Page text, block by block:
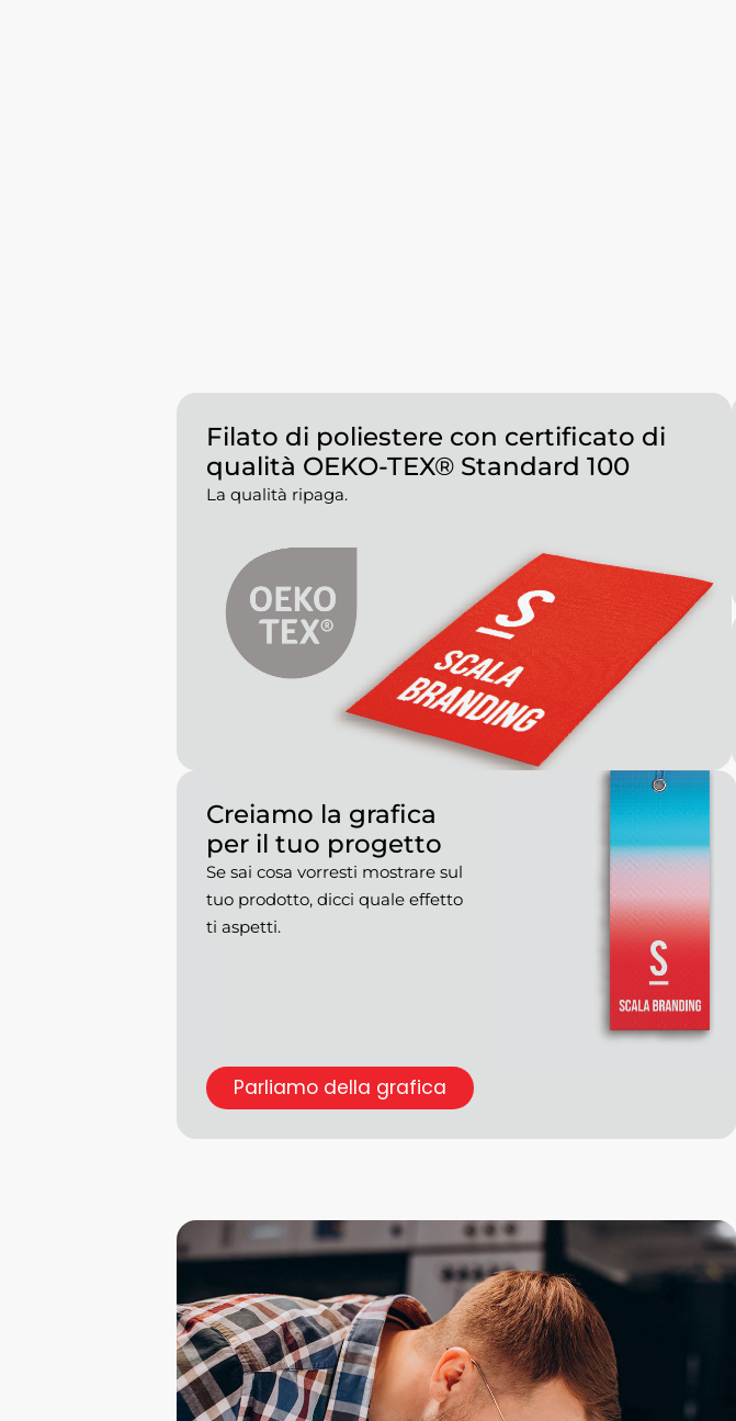
Filato di poliestere con certificato di
qualità OEKO-TEX® Standard 100
La qualità ripaga.
Creiamo la grafica
per il tuo progetto
Se sai cosa vorresti mostrare sul
tuo prodotto, dicci quale effetto
ti aspetti.
Parliamo della grafica